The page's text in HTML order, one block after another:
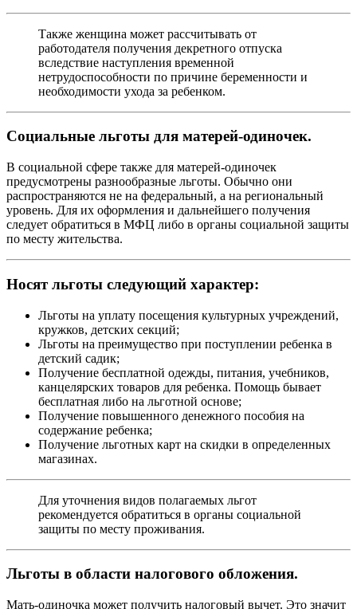
Также женщина может рассчитывать от
работодателя получения декретного отпуска
вследствие наступления временной
нетрудоспособности по причине беременности и
необходимости ухода за ребенком.
Социальные льготы для матерей-одиночек.
В социальной сфере также для матерей-одиночек
предусмотрены разнообразные льготы. Обычно они
распространяются не на федеральный, а на региональный
уровень. Для их оформления и дальнейшего получения
следует обратиться в МФЦ либо в органы социальной защиты
по месту жительства.
Носят льготы следующий характер:
Льготы на уплату посещения культурных учреждений,
кружков, детских секций;
Льготы на преимущество при поступлении ребенка в
детский садик;
Получение бесплатной одежды, питания, учебников,
канцелярских товаров для ребенка. Помощь бывает
бесплатная либо на льготной основе;
Получение повышенного денежного пособия на
содержание ребенка;
Получение льготных карт на скидки в определенных
магазинах.
Для уточнения видов полагаемых льгот
рекомендуется обратиться в органы социальной
защиты по месту проживания.
Льготы в области налогового обложения.
Мать-одиночка может получить налоговый вычет. Это значит